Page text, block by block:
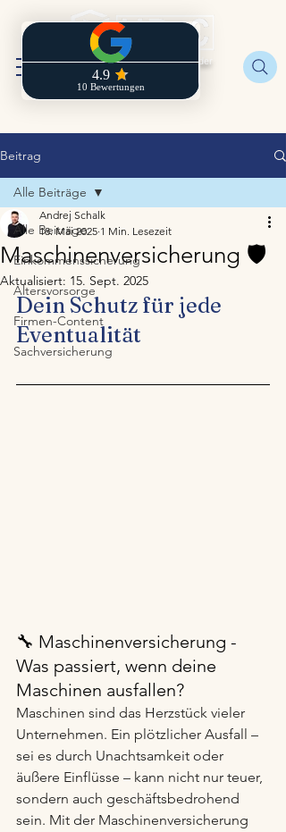
Regionaldirektion der
Beitrag
Alle Beiträge
Einkommenssicherung
Altersvorsorge
Firmen-Content
Sachversicherung
Alle Beiträge
Maschinenversicherung 🛡️
Andrej Schalk
18. Mai 2025 1 Min. Lesezeit
Aktualisiert: 15. Sept. 2025
Dein Schutz für jede
Eventualität
🔧 Maschinenversicherung -
Was passiert, wenn deine
Maschinen ausfallen?
Maschinen sind das Herzstück vieler
Unternehmen. Ein plötzlicher Ausfall –
sei es durch Unachtsamkeit oder
äußere Einflüsse – kann nicht nur teuer,
sondern auch geschäftsbedrohend
sein. Mit der Maschinenversicherung